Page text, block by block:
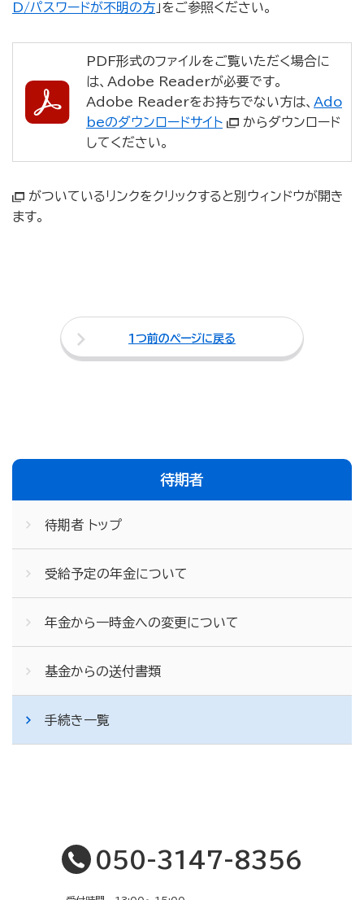
D/パスワードが不明の方 」をご参照ください。
PDF形式のファイルをご覧いただく場合に
は、Adobe Readerが必要です。
Adobe Readerをお持ちでない方は、 Ado
beのダウンロードサイト
からダウンロード
してください。
がついているリンクをクリックすると別ウィンドウが開き
ます。
１つ前のページに戻る
待期者
待期者 トップ
受給予定の年金について
年金から一時金への変更について
基金からの送付書類
手続き一覧
050-3147-8356